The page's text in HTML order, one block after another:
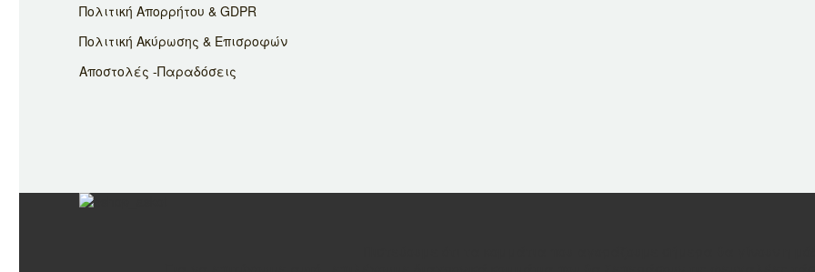
Πολιτική Απορρήτου & GDPR
Πολιτική Ακύρωσης & Επισροφών
Αποστολές -Παραδόσεις